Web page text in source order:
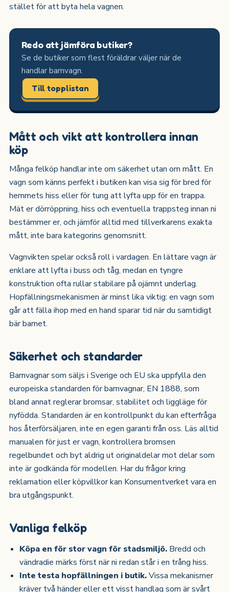
stället för att byta hela vagnen.
Redo att jämföra butiker?
Se de butiker som flest föräldrar väljer när de
handlar barnvagn.
Till topplistan
Mått och vikt att kontrollera innan
köp
Många felköp handlar inte om säkerhet utan om mått. En
vagn som känns perfekt i butiken kan visa sig för bred för
hemmets hiss eller för tung att lyfta upp för en trappa.
Mät er dörröppning, hiss och eventuella trappsteg innan ni
bestämmer er, och jämför alltid med tillverkarens exakta
mått, inte bara kategorins genomsnitt.
Vagnvikten spelar också roll i vardagen. En lättare vagn är
enklare att lyfta i buss och tåg, medan en tyngre
konstruktion ofta rullar stabilare på ojämnt underlag.
Hopfällningsmekanismen är minst lika viktig: en vagn som
går att fälla ihop med en hand sparar tid när du samtidigt
bär barnet.
Säkerhet och standarder
Barnvagnar som säljs i Sverige och EU ska uppfylla den
europeiska standarden för barnvagnar, EN 1888, som
bland annat reglerar bromsar, stabilitet och liggläge för
nyfödda. Standarden är en kontrollpunkt du kan efterfråga
hos återförsäljaren, inte en egen garanti från oss. Läs alltid
manualen för just er vagn, kontrollera bromsen
regelbundet och byt aldrig ut originaldelar mot delar som
inte är godkända för modellen. Har du frågor kring
reklamation eller köpvillkor kan Konsumentverket vara en
bra utgångspunkt.
Vanliga felköp
Köpa en för stor vagn för stadsmiljö. Bredd och
vändradie märks först när ni redan står i en trång hiss.
Inte testa hopfällningen i butik.Vissa mekanismer
kräver två händer eller ett visst handlag som är svårt